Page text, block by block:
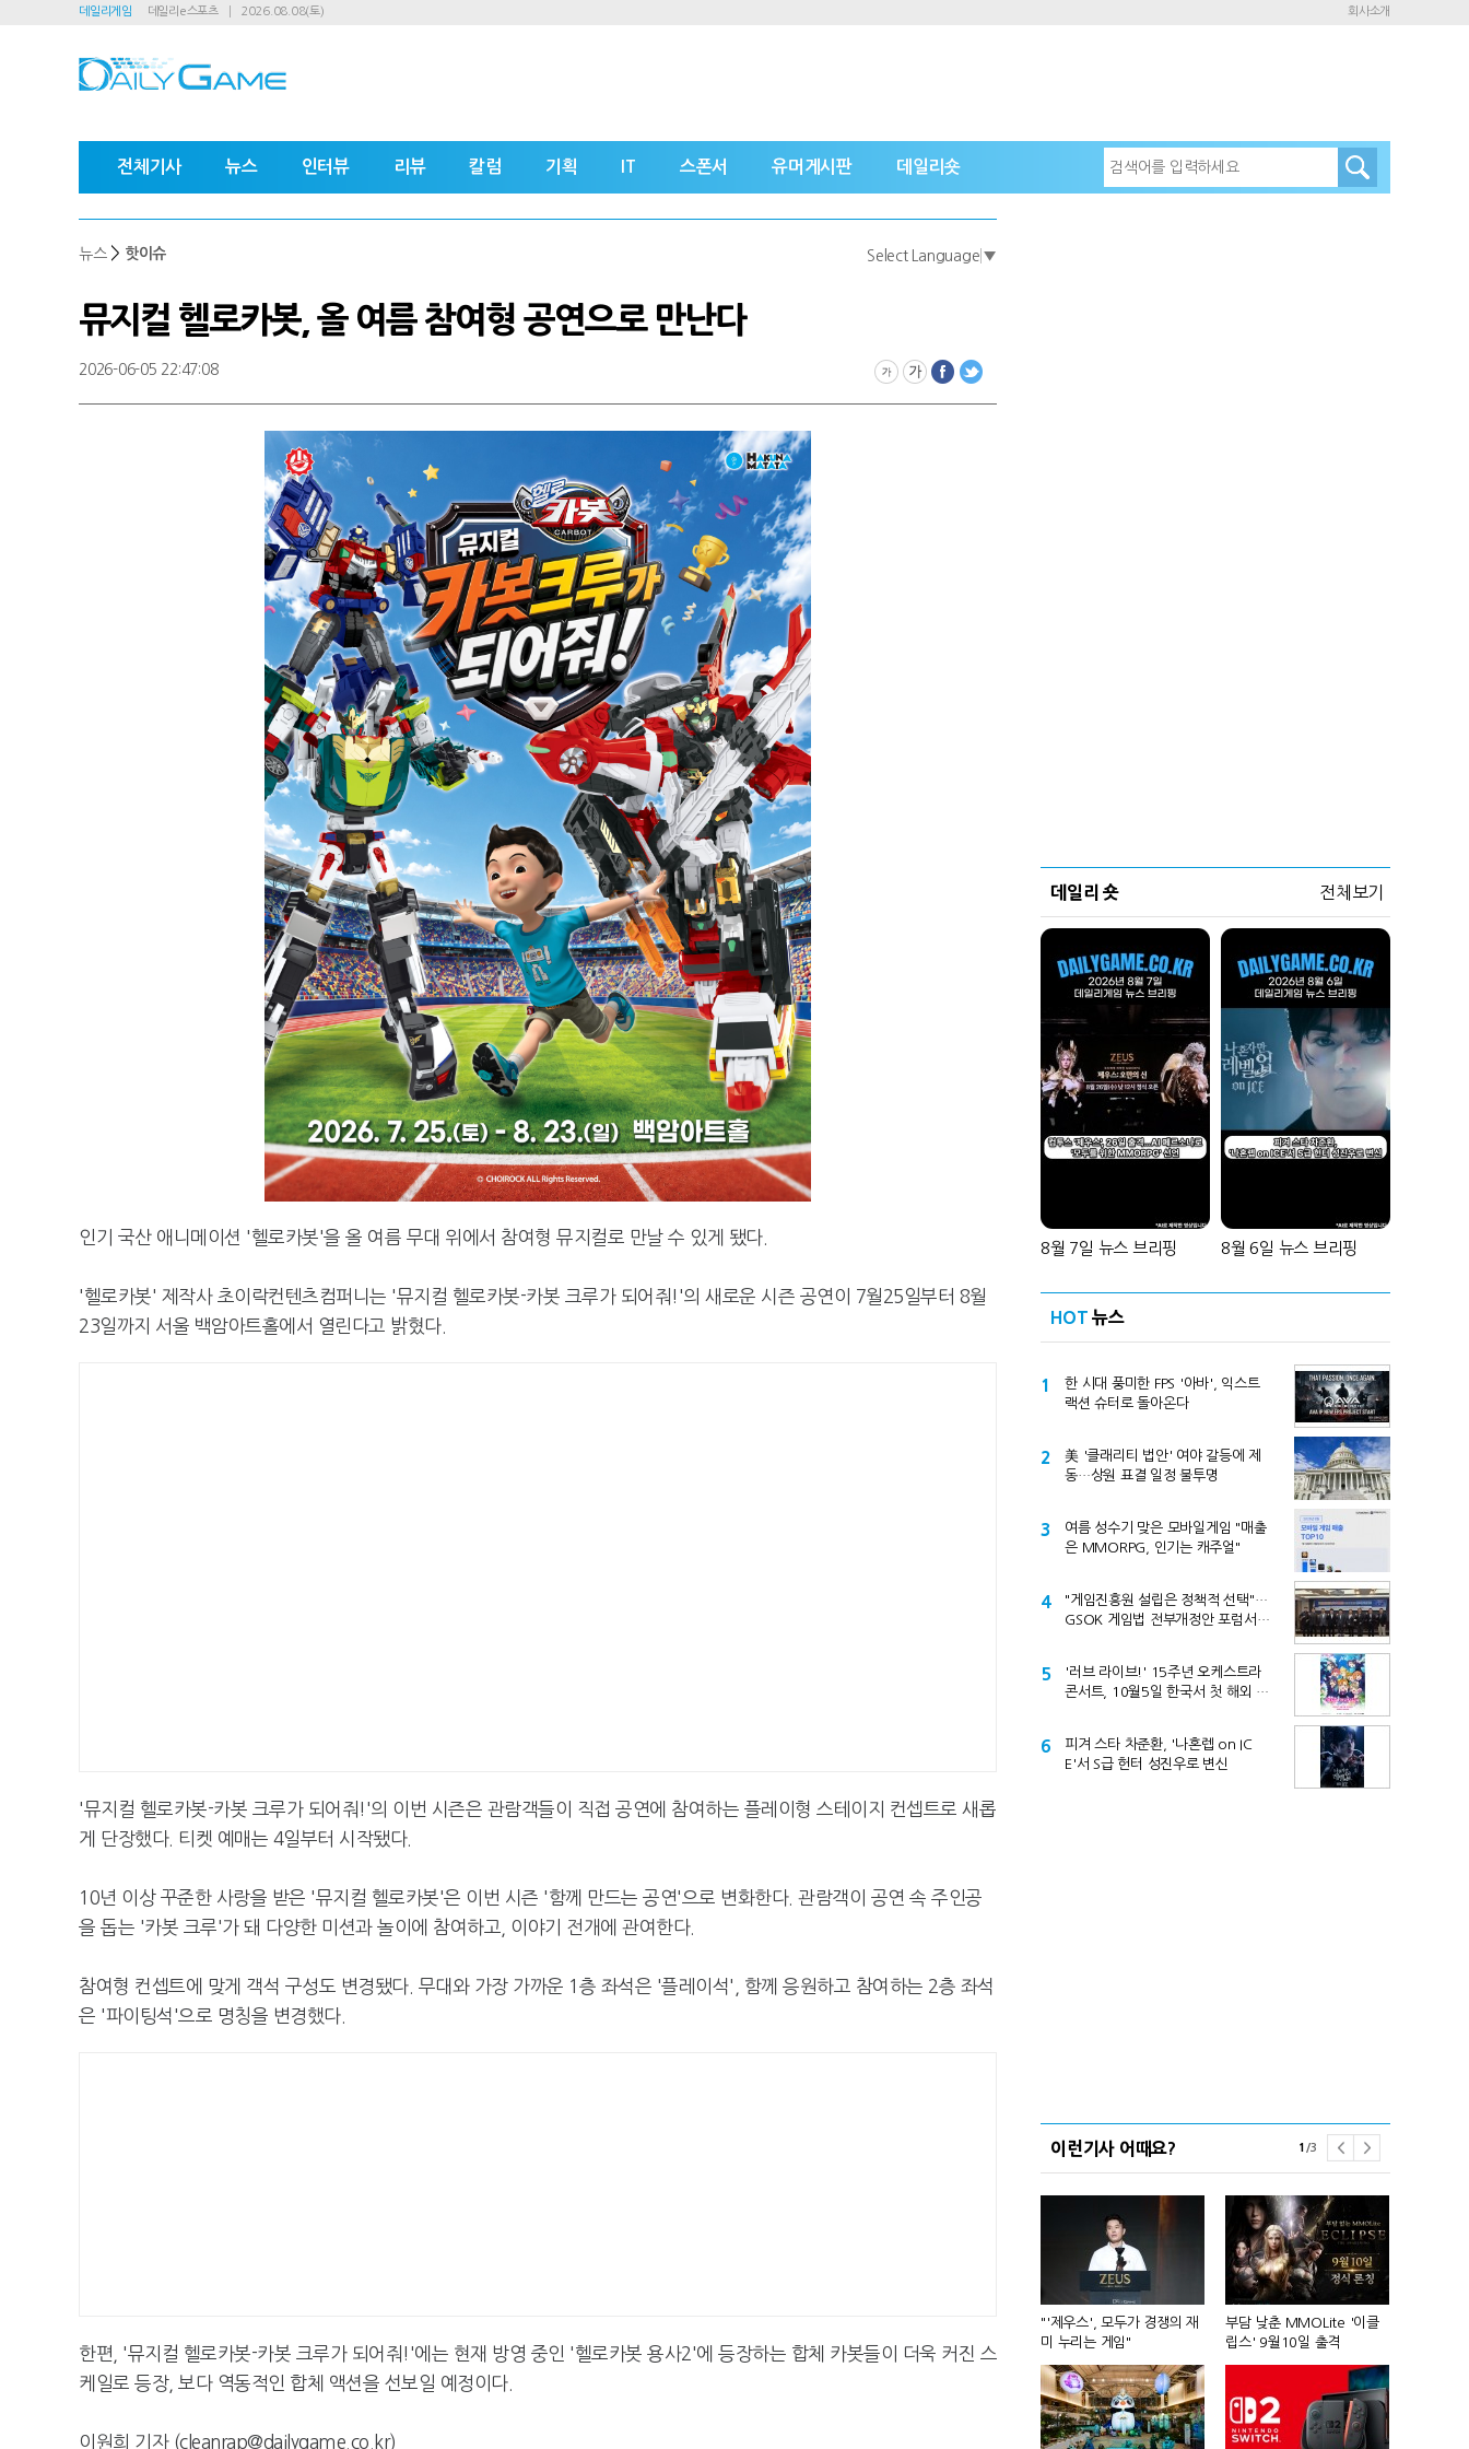
데일리게임 데일리e스포츠 2026.08.08(토) 회사소개
전체기사 뉴스 인터뷰 리뷰 칼럼 기획 IT 스폰서 유머게시판 데일리숏
뉴스 > 핫이슈 Select Language ▼
뮤지컬 헬로카봇, 올 여름 참여형 공연으로 만난다
2026-06-05 22:47:08
인기 국산 애니메이션 '헬로카봇'을 올 여름 무대 위에서 참여형 뮤지컬로 만날 수 있게 됐다.
'헬로카봇' 제작사 초이락컨텐츠컴퍼니는 '뮤지컬 헬로카봇-카봇 크루가 되어줘!'의 새로운 시즌 공연이 7월25일부터 8월
23일까지 서울 백암아트홀에서 열린다고 밝혔다.
'뮤지컬 헬로카봇-카봇 크루가 되어줘!'의 이번 시즌은 관람객들이 직접 공연에 참여하는 플레이형 스테이지 컨셉트로 새롭
게 단장했다. 티켓 예매는 4일부터 시작됐다.
10년 이상 꾸준한 사랑을 받은 '뮤지컬 헬로카봇'은 이번 시즌 '함께 만드는 공연'으로 변화한다. 관람객이 공연 속 주인공
을 돕는 '카봇 크루'가 돼 다양한 미션과 놀이에 참여하고, 이야기 전개에 관여한다.
참여형 컨셉트에 맞게 객석 구성도 변경됐다. 무대와 가장 가까운 1층 좌석은 '플레이석', 함께 응원하고 참여하는 2층 좌석
은 '파이팅석'으로 명칭을 변경했다.
한편, '뮤지컬 헬로카봇-카봇 크루가 되어줘!'에는 현재 방영 중인 '헬로카봇 용사2'에 등장하는 합체 카봇들이 더욱 커진 스
케일로 등장, 보다 역동적인 합체 액션을 선보일 예정이다.
이원희 기자 (cleanrap@dailygame.co.kr)
데일리 숏 전체보기
8월 7일 뉴스 브리핑 8월 6일 뉴스 브리핑
HOT 뉴스
1
한 시대 풍미한 FPS '아바', 익스트
랙션 슈터로 돌아온다
2
美 '클래리티 법안' 여야 갈등에 제
동…상원 표결 일정 불투명
3
여름 성수기 맞은 모바일게임 "매출
은 MMORPG, 인기는 캐주얼"
4
"게임진흥원 설립은 정책적 선택"…
GSOK 게임법 전부개정안 포럼서
5
'러브 라이브!' 15주년 오케스트라
콘서트, 10월5일 한국서 첫 해외 공
6
피겨 스타 차준환, '나혼렙 on IC
E'서 S급 헌터 성진우로 변신
이런기사 어때요? 1 /3
원 기록
5종 공개
"'제우스', 모두가 경쟁의 재
미 누리는 게임"
부담 낮춘 MMOLite '이클
립스' 9월10일 출격